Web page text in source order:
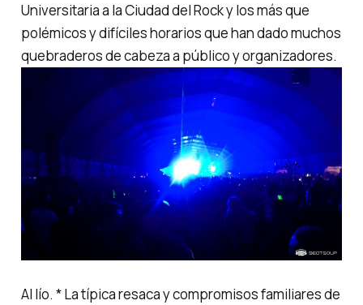
Universitaria a la Ciudad del Rock y los más que
polémicos y difíciles horarios que han dado muchos
quebraderos de cabeza a público y organizadores.
Al lío. * La típica resaca y compromisos familiares de